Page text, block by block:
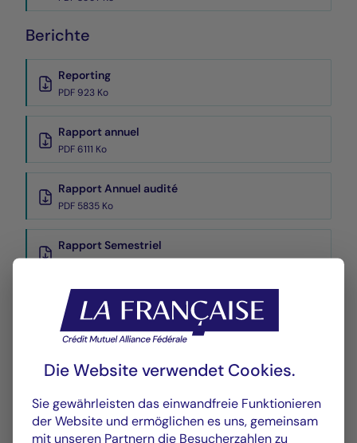
Berichte
Reporting
PDF 923 Ko
Rapport annuel
PDF 6111 Ko
Rapport Annuel audité
PDF 5835 Ko
Rapport Semestriel
PDF 3769 Ko
Wertentwicklung
Historique VL
Die Website verwendet Cookies.
Sie gewährleisten das einwandfreie Funktionieren
der Website und ermöglichen es uns, gemeinsam
mit unseren Partnern die Besucherzahlen zu